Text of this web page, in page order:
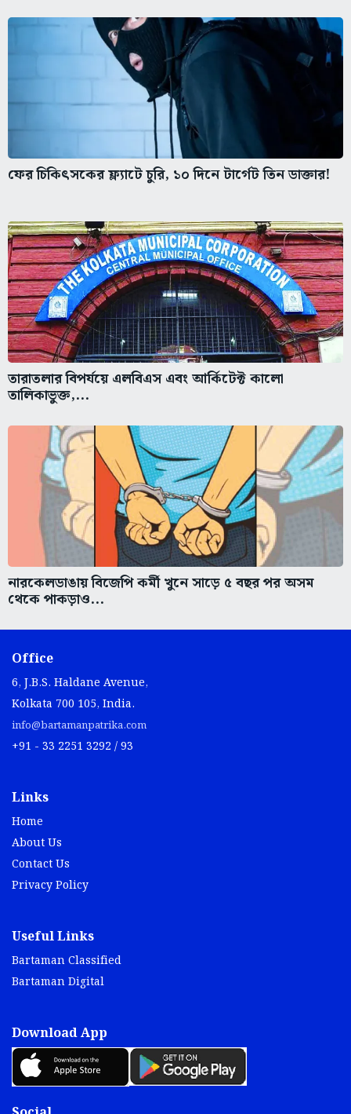
ফের চিকিৎসকের ফ্ল্যাটে চুরি, ১০ দিনে টার্গেট তিন ডাক্তার!
তারাতলার বিপর্যয়ে এলবিএস এবং আর্কিটেক্ট কালো
তালিকাভুক্ত,...
নারকেলডাঙায় বিজেপি কর্মী খুনে সাড়ে ৫ বছর পর অসম
থেকে পাকড়াও...
Office
6, J.B.S. Haldane Avenue,
Kolkata 700 105, India.
info@bartamanpatrika.com
+91 - 33 2251 3292 / 93
Links
Home
About Us
Contact Us
Privacy Policy
Useful Links
Bartaman Classified
Bartaman Digital
Download App